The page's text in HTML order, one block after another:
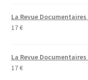
La Revue
17€
La Revue
17€